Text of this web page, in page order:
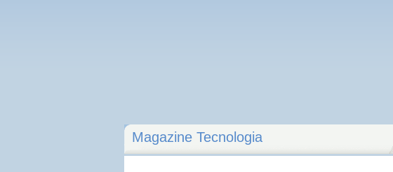
Magazine Tecnologia